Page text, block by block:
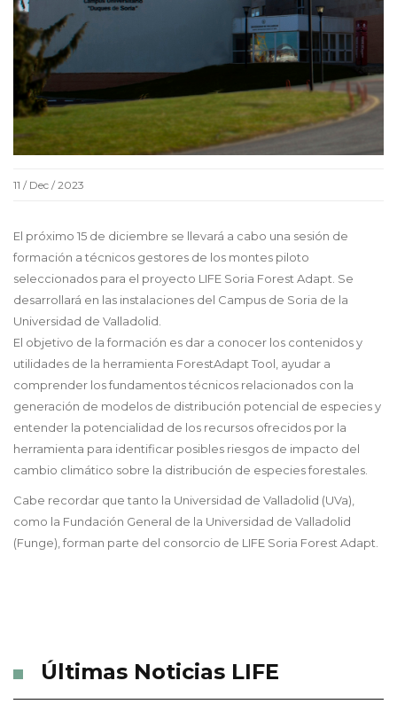
11 / Dec / 2023
El próximo 15 de diciembre se llevará a cabo una sesión de
formación a técnicos gestores de los montes piloto
seleccionados para el proyecto LIFE Soria Forest Adapt. Se
desarrollará en las instalaciones del Campus de Soria de la
Universidad de Valladolid.
El objetivo de la formación es dar a conocer los contenidos y
utilidades de la herramienta ForestAdapt Tool, ayudar a
comprender los fundamentos técnicos relacionados con la
generación de modelos de distribución potencial de especies y
entender la potencialidad de los recursos ofrecidos por la
herramienta para identificar posibles riesgos de impacto del
cambio climático sobre la distribución de especies forestales.
Cabe recordar que tanto la Universidad de Valladolid (UVa),
como la Fundación General de la Universidad de Valladolid
(Funge), forman parte del consorcio de LIFE Soria Forest Adapt.
Últimas Noticias LIFE